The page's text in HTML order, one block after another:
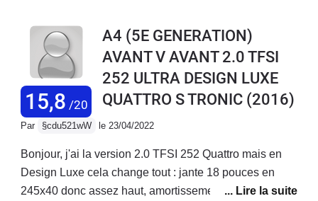
15,8 /20
A4 (5E GENERATION)
AVANT V AVANT 2.0 TFSI
252 ULTRA DESIGN LUXE
QUATTRO S TRONIC (2016)
Par §cdu521wW le 23/04/2022
Bonjour, j'ai la version 2.0 TFSI 252 Quattro mais en
Design Luxe cela change tout : jante 18 pouces en
245x40 donc assez haut, amortissement confort, siege